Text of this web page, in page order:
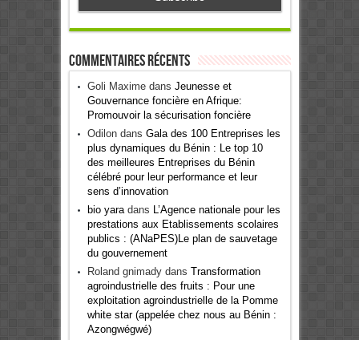
Commentaires récents
Goli Maximedans Jeunesse et
Gouvernance foncière en Afrique:
Promouvoir la sécurisation foncière
Odilondans Gala des 100 Entreprises les
plus dynamiques du Bénin : Le top 10
des meilleures Entreprises du Bénin
célébré pour leur performance et leur
sens d’innovation
bio yaradans
L’Agence nationale pour les
prestations aux Etablissements scolaires
publics : (ANaPES)Le plan de sauvetage
du gouvernement
Roland gnimadydans Transformation
agroindustrielle des fruits : Pour une
exploitation agroindustrielle de la Pomme
white star (appelée chez nous au Bénin :
Azongwégwé)